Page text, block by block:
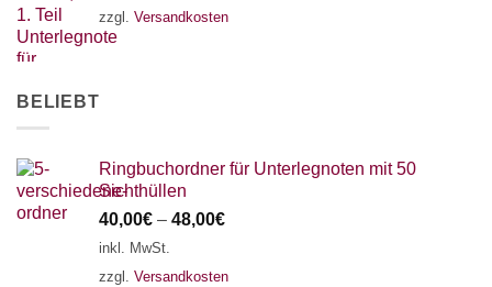
zzgl. Versandkosten
BELIEBT
Ringbuchordner für Unterlegnoten mit 50
Sichthüllen
40,00€ – 48,00€
inkl. MwSt.
zzgl. Versandkosten